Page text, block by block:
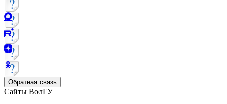
Обратная связь
Сайты ВолГУ